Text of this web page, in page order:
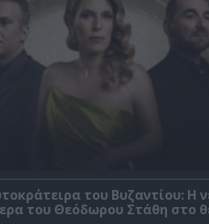
του Βυζαντίου: Η
του Θεόδωρου Στάθη στο